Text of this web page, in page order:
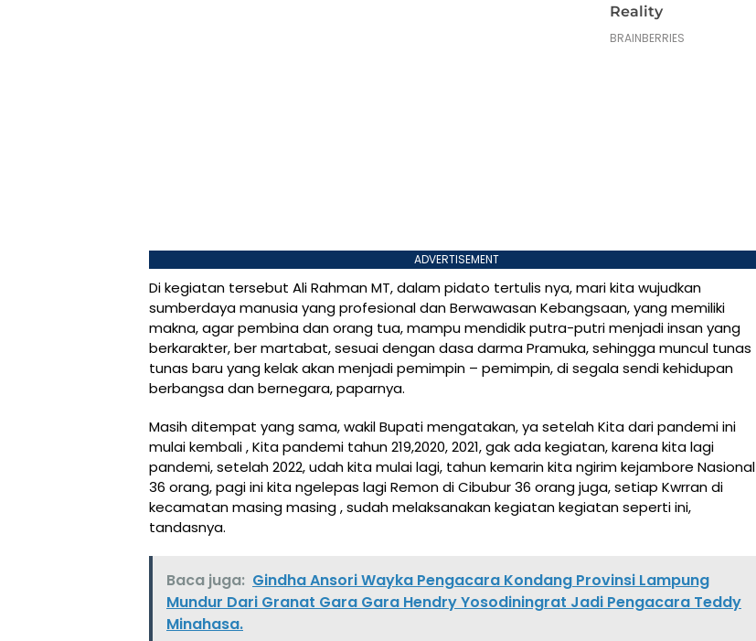
ADVERTISEMENT
Di kegiatan tersebut Ali Rahman MT, dalam pidato tertulis nya, mari kita wujudkan
sumberdaya manusia yang profesional dan Berwawasan Kebangsaan, yang memiliki
makna, agar pembina dan orang tua, mampu mendidik putra-putri menjadi insan yang
berkarakter, ber martabat, sesuai dengan dasa darma Pramuka, sehingga muncul tunas
tunas baru yang kelak akan menjadi pemimpin – pemimpin, di segala sendi kehidupan
berbangsa dan bernegara, paparnya.
Masih ditempat yang sama, wakil Bupati mengatakan, ya setelah Kita dari pandemi ini
mulai kembali , Kita pandemi tahun 219,2020, 2021, gak ada kegiatan, karena kita lagi
pandemi, setelah 2022, udah kita mulai lagi, tahun kemarin kita ngirim kejambore Nasional
36 orang, pagi ini kita ngelepas lagi Remon di Cibubur 36 orang juga, setiap Kwrran di
kecamatan masing masing , sudah melaksanakan kegiatan kegiatan seperti ini,
tandasnya.
Baca juga: Gindha Ansori Wayka Pengacara Kondang Provinsi Lampung
Mundur Dari Granat Gara Gara Hendry Yosodiningrat Jadi Pengacara Teddy
Minahasa.